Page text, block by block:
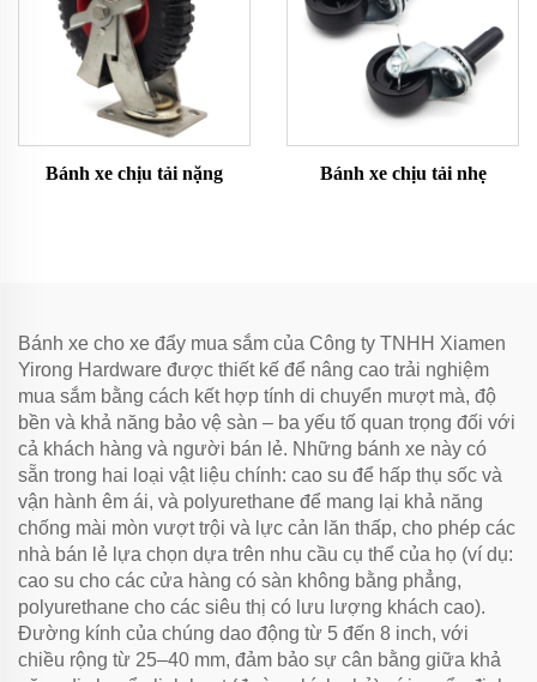
Bánh xe chịu tải nặng Bánh xe chịu tải nhẹ
Bánh xe cho xe đẩy mua sắm của Công ty TNHH Xiamen
Yirong Hardware được thiết kế để nâng cao trải nghiệm
mua sắm bằng cách kết hợp tính di chuyển mượt mà, độ
bền và khả năng bảo vệ sàn – ba yếu tố quan trọng đối với
cả khách hàng và người bán lẻ. Những bánh xe này có
sẵn trong hai loại vật liệu chính: cao su để hấp thụ sốc và
vận hành êm ái, và polyurethane để mang lại khả năng
chống mài mòn vượt trội và lực cản lăn thấp, cho phép các
nhà bán lẻ lựa chọn dựa trên nhu cầu cụ thể của họ (ví dụ:
cao su cho các cửa hàng có sàn không bằng phẳng,
polyurethane cho các siêu thị có lưu lượng khách cao).
Đường kính của chúng dao động từ 5 đến 8 inch, với
chiều rộng từ 25–40 mm, đảm bảo sự cân bằng giữa khả